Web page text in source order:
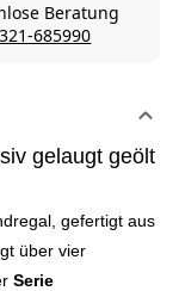
Beratung
685990
gelaugt geölt
gefertigt aus
über vier
Serie